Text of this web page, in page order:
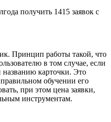
Принцип работы такой, что
в том случае, если
названию карточки. Это
обучении его
при этом цена заявки,
инструментам.